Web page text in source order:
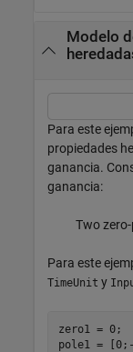
Modelo
Para este
propiedades
ganancia.
ganancia:
Two
Para este
TimeUnit y
zero1 = 0;
pole1 =